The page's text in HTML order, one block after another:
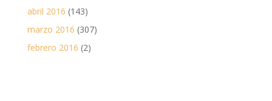
abril 2016 (143)
marzo 2016 (307)
febrero 2016 (2)